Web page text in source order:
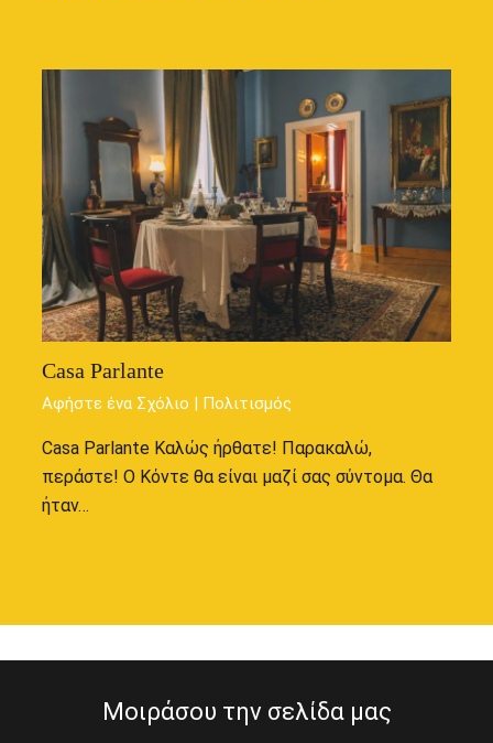
Casa Parlante
Αφήστε ένα Σχόλιο | Πολιτισμός
Casa Parlante Καλώς ήρθατε! Παρακαλώ,
περάστε! Ο Κόντε θα είναι μαζί σας σύντομα. Θα
ήταν…
Μοιράσου την σελίδα μας